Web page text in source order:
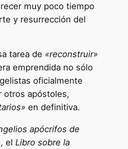
muy poco tiempo
y resurrección del
tarea de «reconstruir»
emprendida no sólo
oficialmente
otros apóstoles,
en definitiva.
apócrifos de
, el Libro sobre la